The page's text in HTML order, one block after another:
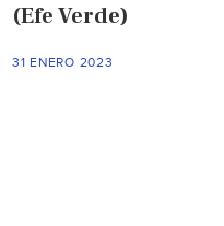
(Efe Verde)
31 ENERO 2023